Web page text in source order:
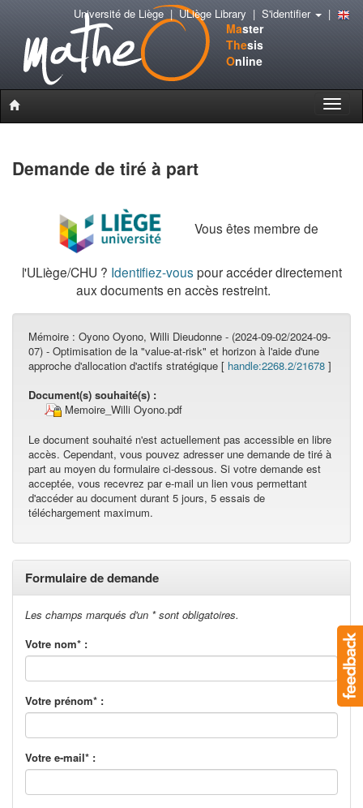
Master
Thesis
Online
Toggle
Université de Liège|ULiège Library | S'identifier |
Demande de tiré à part
Vous êtes membre de
l'ULiège/CHU ? Identifiez-vous pour accéder directement
aux documents en accès restreint.
Mémoire : Oyono Oyono, Willi Dieudonne - (2024-09-02/2024-09-
07) - Optimisation de la "value-at-risk" et horizon à l'aide d'une
approche d'allocation d'actifs stratégique [ handle:2268.2/21678 ]
Document(s) souhaité(s) :
Memoire_Willi Oyono.pdf
Le document souhaité n'est actuellement pas accessible en libre
accès. Cependant, vous pouvez adresser une demande de tiré à
part au moyen du formulaire ci-dessous. Si votre demande est
acceptée, vous recevrez par e-mail un lien vous permettant
d'accéder au document durant 5 jours, 5 essais de
téléchargement maximum.
Formulaire de demande
Les champs marqués d'un * sont obligatoires.
Votre nom* :
Votre prénom* :
Votre e-mail* :